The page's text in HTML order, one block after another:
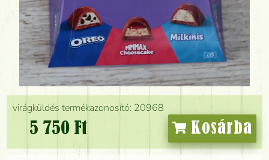
virágküldés termékazonosító: 20968
5 750 Ft Kosárba